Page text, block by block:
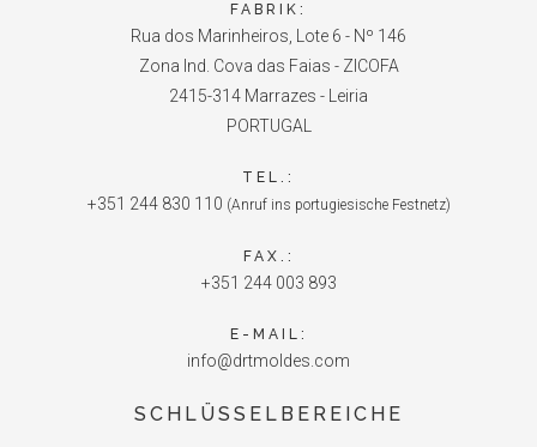
FABRIK:
Rua dos Marinheiros, Lote 6 - Nº 146
Zona Ind. Cova das Faias - ZICOFA
2415-314 Marrazes - Leiria
PORTUGAL
TEL.:
+351 244 830 110 (Anruf ins portugiesische Festnetz)
FAX.:
+351 244 003 893
E-MAIL:
info@drtmoldes.com
SCHLÜSSELBEREICHE